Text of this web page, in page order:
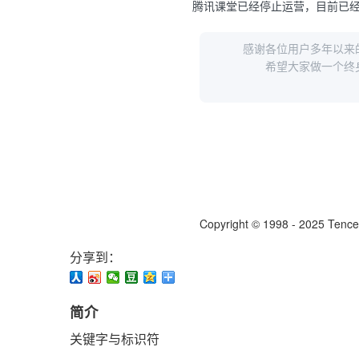
分享到：
简介
关键字与标识符